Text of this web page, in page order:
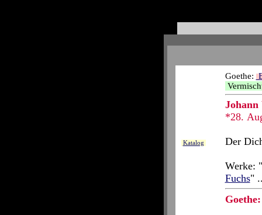
Katalog
Goethe:
Johann
*28.
Der
Werke:
Fuchs"
Goethe: